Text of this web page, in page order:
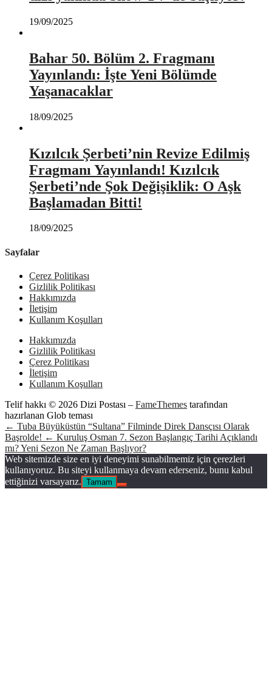
19/09/2025
Bahar 50. Bölüm 2. Fragmanı
Yayınlandı: İşte Yeni Bölümde
Yaşanacaklar
18/09/2025
Kızılcık Şerbeti’nin Revize Edilmiş
Fragmanı Yayınlandı! Kızılcık
Şerbeti’nde Şok Değişiklik: O Aşk
Başlamadan Bitti!
18/09/2025
Sayfalar
Çerez Politikası
Gizlilik Politikası
Hakkımızda
İletişim
Kullanım Koşulları
Hakkımızda
Gizlilik Politikası
Çerez Politikası
İletişim
Kullanım Koşulları
Telif hakkı © 2026 Dizi Postası – FameThemes tarafından
hazırlanan Glob teması
← Tuba Büyüküstün “Sultana” Filminde Direk Dansçısı Olarak
Başrolde! ← Kuruluş Osman 7. Sezon Başlangıç Tarihi Açıklandı
mı? Yeni Sezon Ne Zaman Başlıyor?
Web sitemizde size en iyi deneyimi sunabilmemiz için çerezleri
kullanıyoruz. Bu siteyi kullanmaya devam ederseniz, bunu kabul
ettiğinizi varsayarız. Tamam